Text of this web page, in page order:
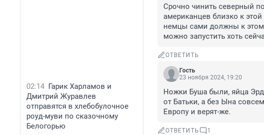
02:14 Гарик Харламов и
Дмитрий Журавлев
отправятся в хлебобулочное
роуд-муви по сказочному
Белогорью
Срочно чинить северный
американцев близко к
немцы сами должны к
можно запустить хоть
ОТВЕТИТЬ
Гость
23 ноября 2024, 19:20
Ножки Буша были, яйца
от Батьки, а без Ына
Европу и верят-же.
ОТВЕТИТЬ 1